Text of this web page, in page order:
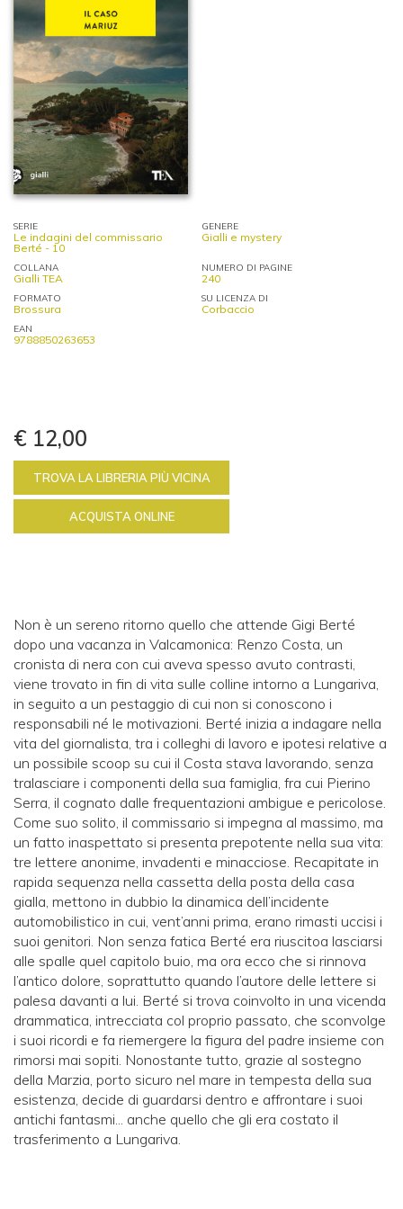
SERIE
Le indagini del commissario
Berté - 10
GENERE
Gialli e mystery
COLLANA
Gialli TEA
NUMERO DI PAGINE
240
FORMATO
Brossura
SU LICENZA DI
Corbaccio
EAN
9788850263653
€ 12,00
TROVA LA LIBRERIA PIÙ VICINA
ACQUISTA ONLINE
Non è un sereno ritorno quello che attende Gigi Berté
dopo una vacanza in Valcamonica: Renzo Costa, un
cronista di nera con cui aveva spesso avuto contrasti,
viene trovato in fin di vita sulle colline intorno a Lungariva,
in seguito a un pestaggio di cui non si conoscono i
responsabili né le motivazioni. Berté inizia a indagare nella
vita del giornalista, tra i colleghi di lavoro e ipotesi relative a
un possibile scoop su cui il Costa stava lavorando, senza
tralasciare i componenti della sua famiglia, fra cui Pierino
Serra, il cognato dalle frequentazioni ambigue e pericolose.
Come suo solito, il commissario si impegna al massimo, ma
un fatto inaspettato si presenta prepotente nella sua vita:
tre lettere anonime, invadenti e minacciose. Recapitate in
rapida sequenza nella cassetta della posta della casa
gialla, mettono in dubbio la dinamica dell’incidente
automobilistico in cui, vent’anni prima, erano rimasti uccisi i
suoi genitori. Non senza fatica Berté era riuscitoa lasciarsi
alle spalle quel capitolo buio, ma ora ecco che si rinnova
l’antico dolore, soprattutto quando l’autore delle lettere si
palesa davanti a lui. Berté si trova coinvolto in una vicenda
drammatica, intrecciata col proprio passato, che sconvolge
i suoi ricordi e fa riemergere la figura del padre insieme con
rimorsi mai sopiti. Nonostante tutto, grazie al sostegno
della Marzia, porto sicuro nel mare in tempesta della sua
esistenza, decide di guardarsi dentro e affrontare i suoi
antichi fantasmi... anche quello che gli era costato il
trasferimento a Lungariva.